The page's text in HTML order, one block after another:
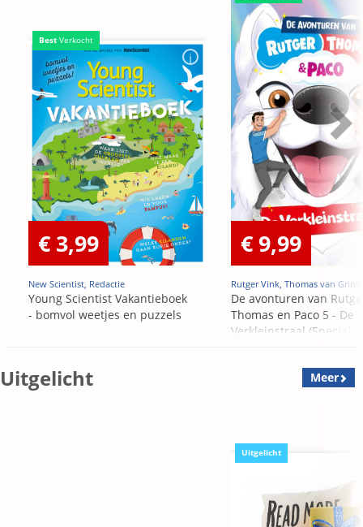
Best Verkocht
€ 3,99
New Scientist, Redactie
Young Scientist Vakantieboek
- bomvol weetjes en puzzels
€ 9,99
Rutger Vink, Thomas van
De avonturen van
Thomas en Paco 5 - De
Verkleinstraal (Special
Uitgelicht Meer
Uitgelicht